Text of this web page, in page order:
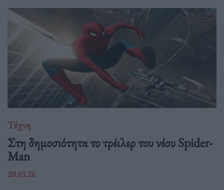
Τέχνη
Στη δημοσιότητα το τρέιλερ του νέου Spider-
Man
20.03.26